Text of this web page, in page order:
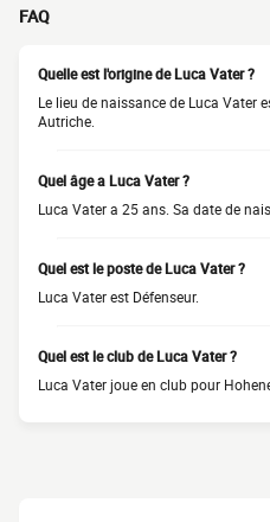
FAQ
Quelle est l'origine de Luca Vater ?
Le lieu de naissance de Luca Vater
Autriche.
Quel âge a Luca Vater ?
Luca Vater a 25 ans. Sa date de
Quel est le poste de Luca Vater ?
Luca Vater est Défenseur.
Quel est le club de Luca Vater ?
Luca Vater joue en club pour